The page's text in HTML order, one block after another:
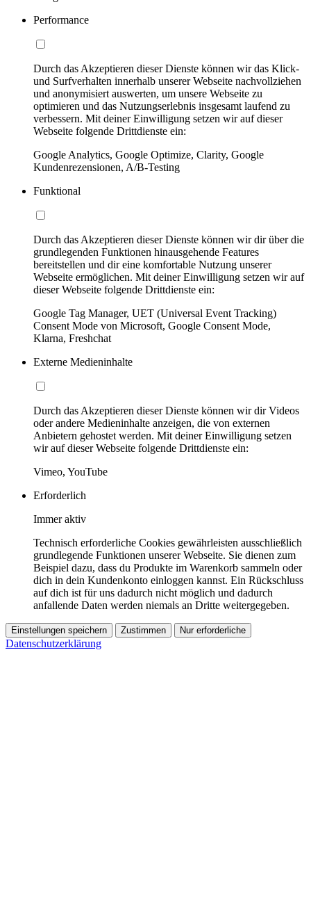
Performance
Durch das Akzeptieren dieser Dienste können wir das Klick-
und Surfverhalten innerhalb unserer Webseite nachvollziehen
und anonymisiert auswerten, um unsere Webseite zu
optimieren und das Nutzungserlebnis insgesamt laufend zu
verbessern. Mit deiner Einwilligung setzen wir auf dieser
Webseite folgende Drittdienste ein:
Google Analytics, Google Optimize, Clarity, Google
Kundenrezensionen, A/B-Testing
Funktional
Durch das Akzeptieren dieser Dienste können wir dir über die
grundlegenden Funktionen hinausgehende Features
bereitstellen und dir eine komfortable Nutzung unserer
Webseite ermöglichen. Mit deiner Einwilligung setzen wir auf
dieser Webseite folgende Drittdienste ein:
Google Tag Manager, UET (Universal Event Tracking)
Consent Mode von Microsoft, Google Consent Mode,
Klarna, Freshchat
Externe Medieninhalte
Durch das Akzeptieren dieser Dienste können wir dir Videos
oder andere Medieninhalte anzeigen, die von externen
Anbietern gehostet werden. Mit deiner Einwilligung setzen
wir auf dieser Webseite folgende Drittdienste ein:
Vimeo, YouTube
Erforderlich
Immer aktiv
Technisch erforderliche Cookies gewährleisten ausschließlich
grundlegende Funktionen unserer Webseite. Sie dienen zum
Beispiel dazu, dass du Produkte im Warenkorb sammeln oder
dich in dein Kundenkonto einloggen kannst. Ein Rückschluss
auf dich ist für uns dadurch nicht möglich und dadurch
anfallende Daten werden niemals an Dritte weitergegeben.
Einstellungen speichern Zustimmen Nur erforderliche
Datenschutzerklärung